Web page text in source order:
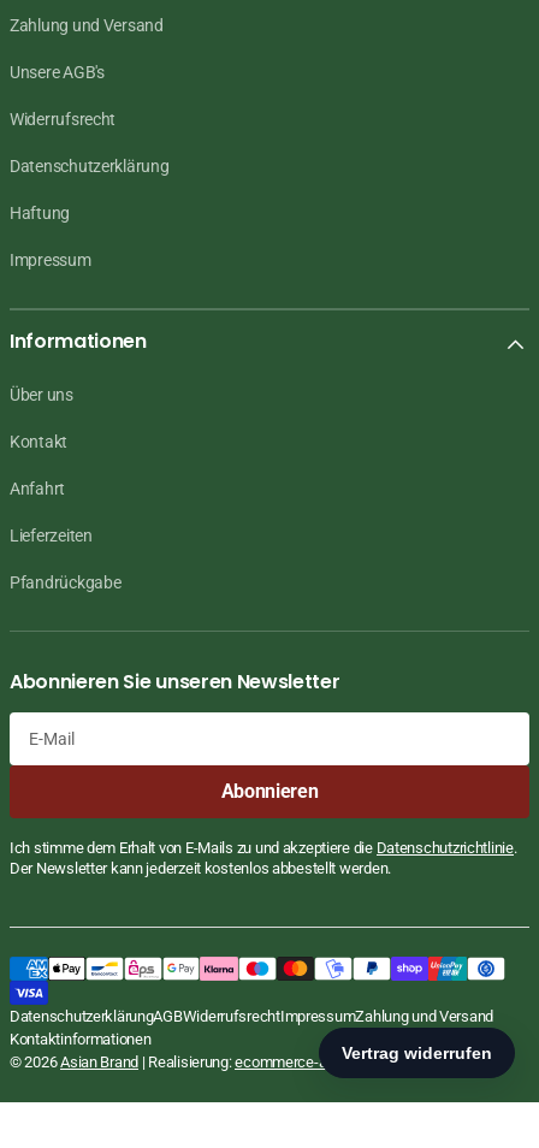
Indisches Fertiggericht, Baigan Bharta,
inkl. MwSt., zzgl.Versand
Regulärer
Preis
€2,95
EUR
KG
In den Warenkorb
Zahlung und Versand
Unsere AGB's
Widerrufsrecht
Datenschutzerklärung
Haftung
Impressum
Informationen
Über uns
Kontakt
Anfahrt
Lieferzeiten
Pfandrückgabe
Abonnieren Sie unseren Newsletter
Abonnieren
Ich stimme dem Erhalt von E-Mails zu und akzeptiere die Datenschutzrichtlinie.
Der Newsletter kann jederzeit kostenlos abbestellt werden.
DatenschutzerklärungAGBWiderrufsrechtImpressumZahlung und Versand
Kontaktinformationen
© 2026Asian Brand | Realisierung:ecommerce-agentur.net